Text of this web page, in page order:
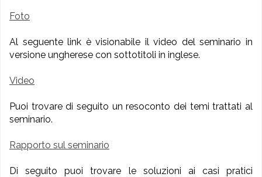
Foto
Al seguente link è visionabile il video del seminario in
versione ungherese con sottotitoli in inglese.
Video
Puoi trovare di seguito un resoconto dei temi trattati al
seminario.
Rapporto sul seminario
Di seguito puoi trovare le soluzioni ai casi pratici